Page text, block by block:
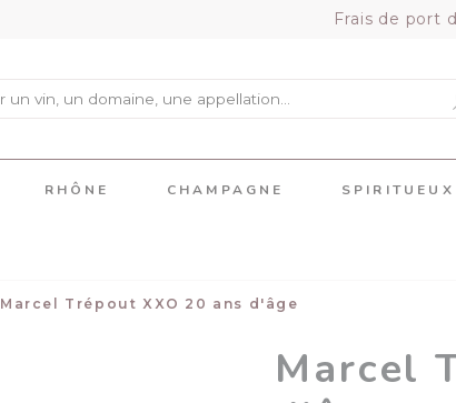
Frais de port
RHÔNE CHAMPAGNE SPIRITUEUX
Marcel Trépout XXO 20 ans d'âge
Marcel